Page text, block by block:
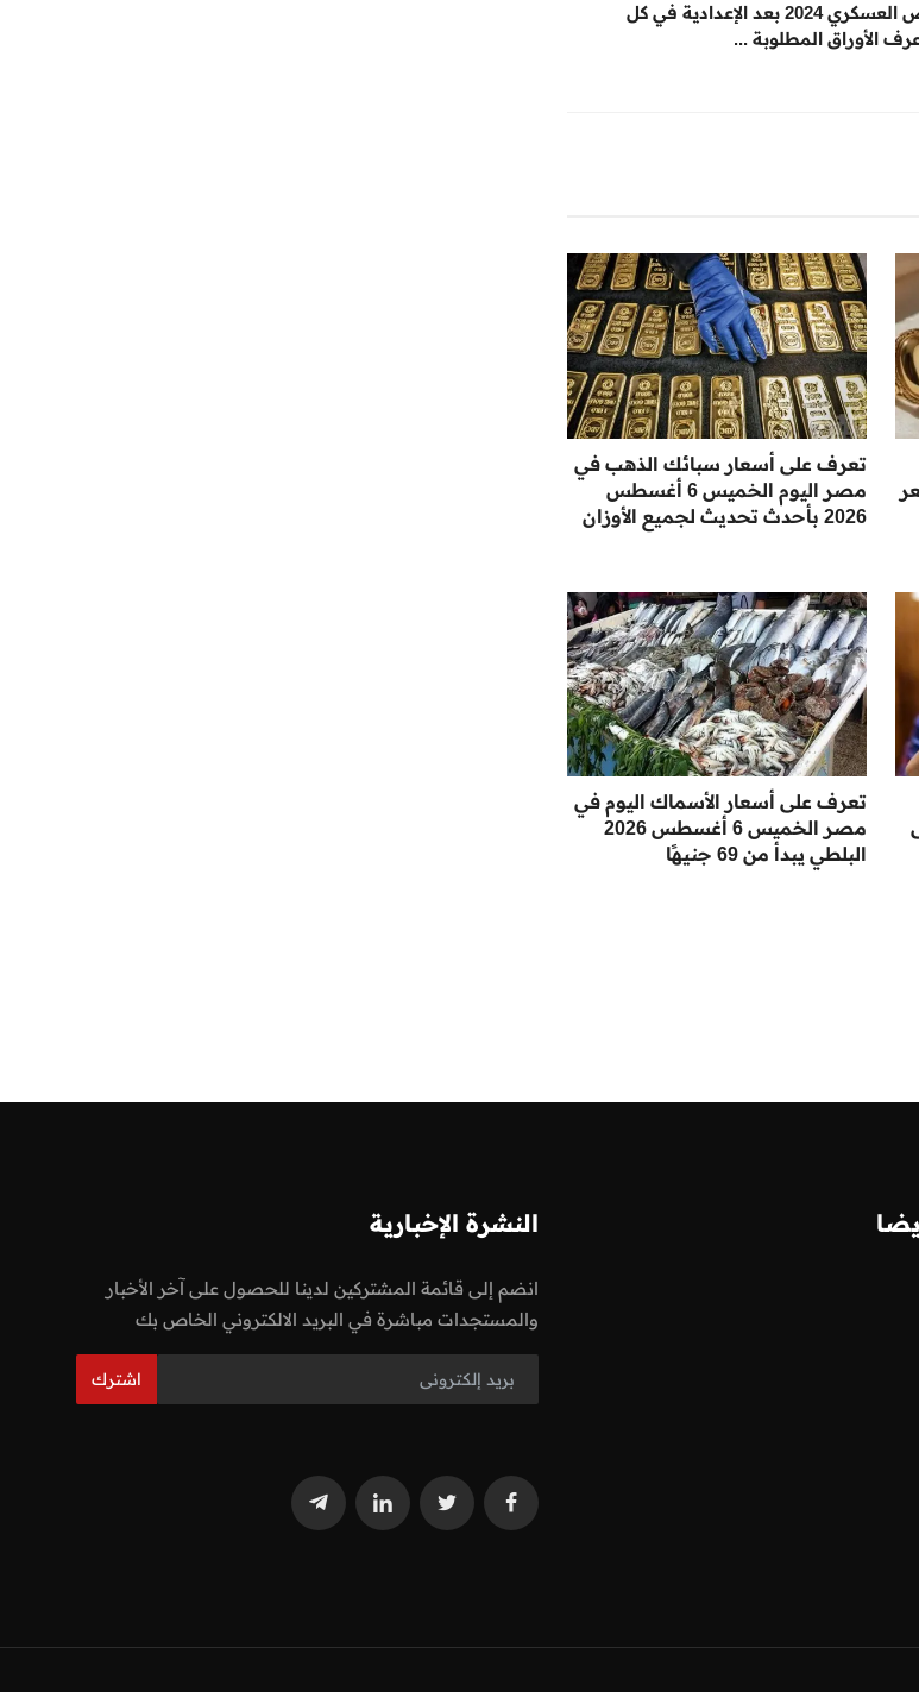
تنسيق التمريض العسكري 2024 بعد الإعدادية في كل
الأوراق المطلوبة ...
تعرف على أسعار سبائك الذهب في
مصر اليوم الخميس 6 أغسطس
2026 بأحدث تحديث لجميع الأوزان
تعرف على أسعار الأسماك اليوم في
مصر الخميس 6 أغسطس 2026
البلطي يبدأ من 69 جنيهًا
النشرة الإخبارية
انضم إلى قائمة المشتركين لدينا للحصول على آخر الأخبار
والمستجدات مباشرة في البريد الالكتروني الخاص بك
اشترك